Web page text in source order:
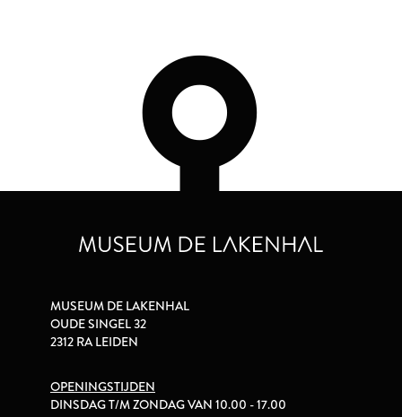
MUSEUM DE LAKENHAL
OUDE SINGEL 32
2312 RA LEIDEN
OPENINGSTIJDEN
DINSDAG T/M ZONDAG VAN 10.00 - 17.00